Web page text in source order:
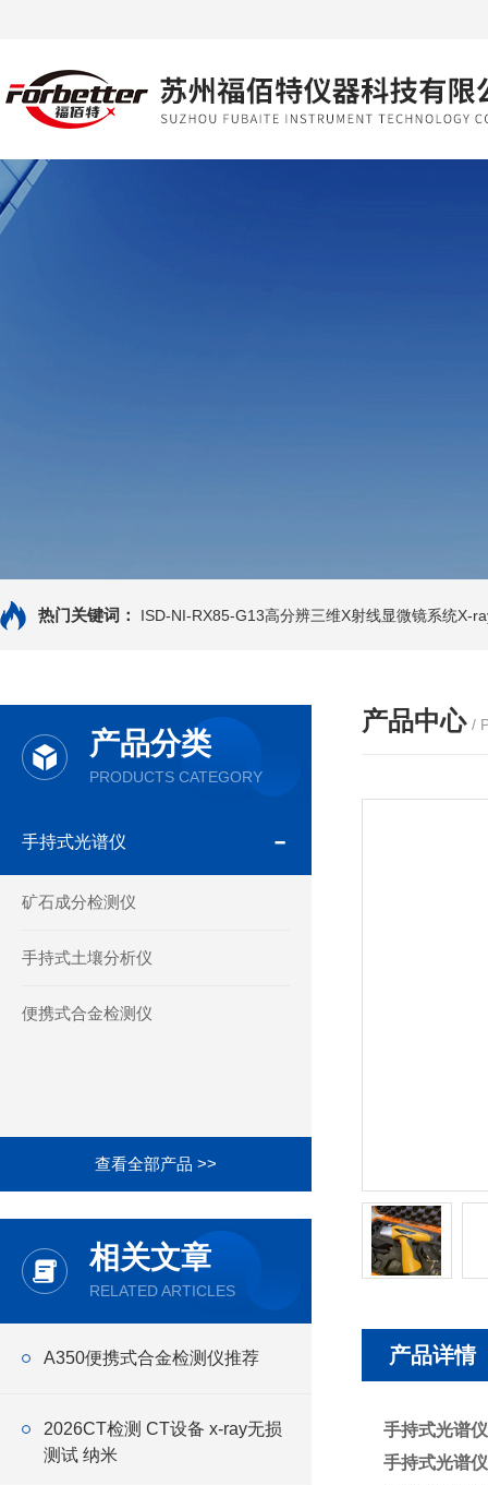
热门关键词： ISD-NI-RX85-G13高分辨三维X射线显微镜系统X-
产品分类
PRODUCTS CATEGORY
手持式光谱仪
矿石成分检测仪
手持式土壤分析仪
便携式合金检测仪
查看全部产品 >>
相关文章
RELATED ARTICLES
A350便携式合金检测仪推荐
2026CT检测 CT设备 x-ray无损
测试 纳米
产品中心 /
产品详情
手持式光谱
手持式光谱